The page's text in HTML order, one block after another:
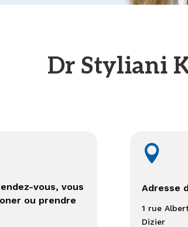
Dr Styliani
vous, vous
ou prendre

Adresse
1 rue
Dizier